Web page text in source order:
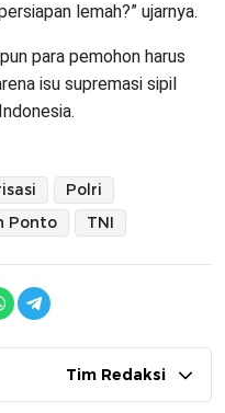
lemah?” ujarnya.
para pemohon harus
isu supremasi sipil
Polri
Ponto TNI
Tim Redaksi